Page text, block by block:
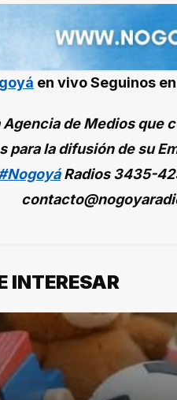
en vivoSeguinos
Agencia de Medios
para la difusión de su
Radios3435-
INTERESAR